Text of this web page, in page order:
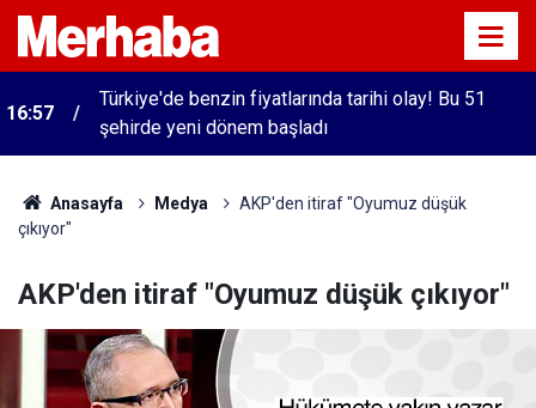
16:57
Türkiye'de benzin fiyatlarında tarihi olay! Bu 51
şehirde yeni dönem başladı
Anasayfa Medya
AKP'den itiraf "Oyumuz düşük
çıkıyor"
AKP'den itiraf "Oyumuz düşük çıkıyor"